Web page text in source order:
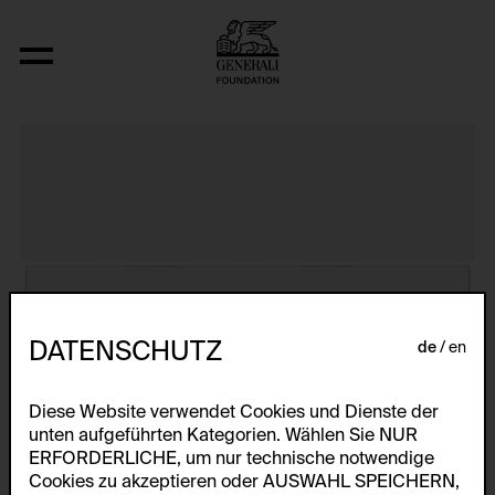
The Bowery in two inadequate
DATENSCHUTZ de en
Diese Website verwendet Cookies und Dienste der
unten aufgeführten Kategorien. Wählen Sie NUR
ERFORDERLICHE, um nur technische notwendige
Cookies zu akzeptieren oder AUSWAHL SPEICHERN,